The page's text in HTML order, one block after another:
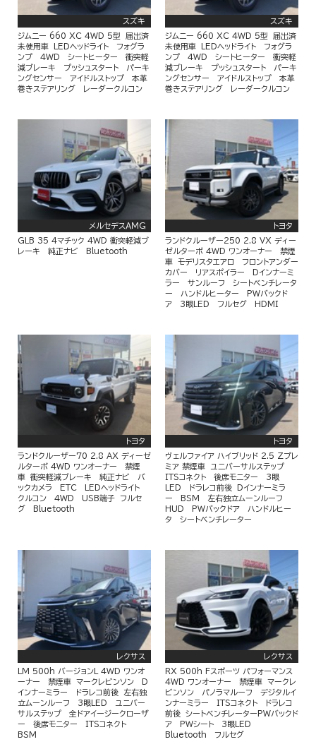
スズキ
ジムニー 660 XC 4WD 5型 届出済
未使用車 LEDヘッドライト フォグラ
ンプ 4WD シートヒーター 衝突軽
減ブレーキ プッシュスタート パーキ
ングセンサー アイドルストップ 本革
巻きステアリング レーダークルコン
スズキ
ジムニー 660 XC 4WD 5型 届出済
未使用車 LEDヘッドライト フォグラ
ンプ 4WD シートヒーター 衝突軽
減ブレーキ プッシュスタート パーキ
ングセンサー アイドルストップ 本革
巻きステアリング レーダークルコン
メルセデスＡＭＧ
GLB 35 4マチック 4WD 衝突軽減ブ
レーキ 純正ナビ Bluetooth
トヨタ
ランドクルーザー250 2.8 VX ディー
ゼルターボ 4WD ワンオーナー 禁煙
車 モデリスタエアロ フロントアンダー
カバー リアスポイラー Dインナーミ
ラー サンルーフ シートベンチレータ
ー ハンドルヒーター PWバックド
ア 3眼LED フルセグ HDMI
トヨタ
ランドクルーザー70 2.8 AX ディーゼ
ルターボ 4WD ワンオーナー 禁煙
車 衝突軽減ブレーキ 純正ナビ バ
ックカメラ ETC LEDヘッドライト
クルコン 4WD USB端子 フルセ
グ Bluetooth
トヨタ
ヴェルファイア ハイブリッド 2.5 Zプレ
ミア 禁煙車 ユニバーサルステップ
ITSコネクト 後席モニター 3眼
LED ドラレコ前後 Dインナーミラ
ー BSM 左右独立ムーンルーフ
HUD PWバックドア ハンドルヒー
タ シートベンチレーター
レクサス
LM 500h バージョンL 4WD ワンオ
ーナー 禁煙車 マークレビンソン D
インナーミラー ドラレコ前後 左右独
立ムーンルーフ 3眼LED ユニバー
サルステップ 全ドアイージークローザ
ー 後席モニター ITSコネクト
BSM
レクサス
RX 500h Fスポーツ パフォーマンス
4WD ワンオーナー 禁煙車 マークレ
ビンソン パノラマルーフ デジタルイ
ンナーミラー ITSコネクト ドラレコ
前後 シートベンチレーターPWバックド
ア PWシート 3眼LED
Bluetooth フルセグ